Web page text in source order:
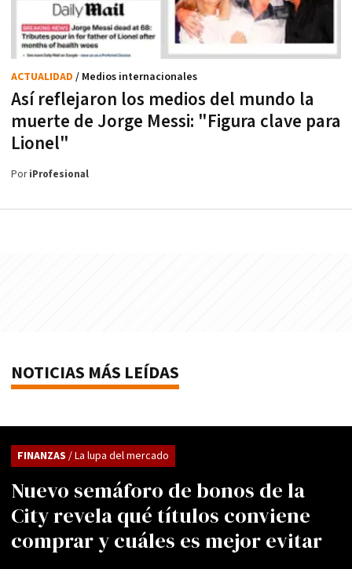
Así reflejaron los medios del mundo la
muerte de Jorge Messi: "Figura clave para
Lionel"
ACTUALIDAD / Medios internacionales
PoriProfesional
NOTICIAS MÁS LEÍDAS
Nuevo semáforo de bonos de la
City revela qué títulos conviene
comprar y cuáles es mejor evitar
FINANZAS / La lupa del mercado